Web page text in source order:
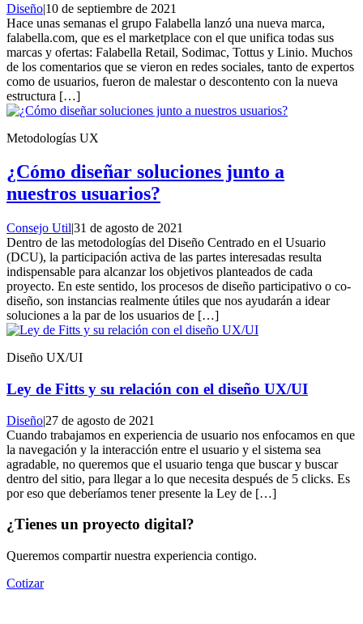
Diseño|10 de septiembre de 2021
Hace unas semanas el grupo Falabella lanzó una nueva marca,
falabella.com, que es el marketplace con el que unifica todas sus
marcas y ofertas: Falabella Retail, Sodimac, Tottus y Linio. Muchos
de los comentarios que se vieron en redes sociales, tanto de expertos
como de usuarios, fueron de malestar o descontento con la nueva
estructura […]
Metodologías UX
¿Cómo diseñar soluciones junto a
nuestros usuarios?
Consejo Util|31 de agosto de 2021
Dentro de las metodologías del Diseño Centrado en el Usuario
(DCU), la participación activa de las partes interesadas resulta
indispensable para alcanzar los objetivos planteados de cada
proyecto. En este sentido, los procesos de diseño participativo o co-
diseño, son instancias realmente útiles que nos ayudarán a idear
soluciones a la par de los usuarios de […]
Diseño UX/UI
Ley de Fitts y su relación con el diseño UX/UI
Diseño|27 de agosto de 2021
Cuando trabajamos en experiencia de usuario nos enfocamos en que
la navegación y la interacción entre el usuario y el sistema sea
agradable, no queremos que el usuario tenga que buscar y buscar
dentro del sitio, para llegar a lo que necesita después de 5 clicks. Es
por eso que deberíamos tener presente la Ley de […]
¿Tienes un proyecto digital?
Queremos compartir nuestra experiencia contigo.
Cotizar